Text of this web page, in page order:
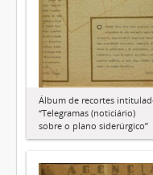
Álbum de recortes
“Telegramas (noticiário)
sobre o plano siderúrgico”